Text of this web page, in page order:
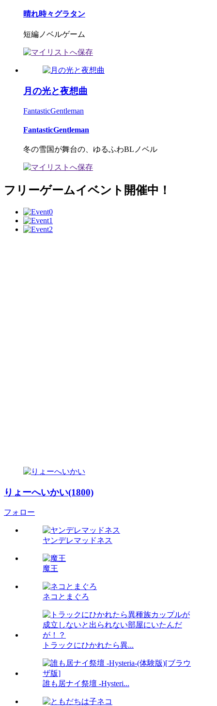
晴れ時々グラタン
短編ノベルゲーム
月の光と夜想曲
FantasticGentleman
FantasticGentleman
冬の雪国が舞台の、ゆるふわBLノベル
フリーゲームイベント開催中！
りょーへいかい(1800)
フォロー
ヤンデレマッドネス
魔王
ネコとまぐろ
トラックにひかれたら異...
誰も居ナイ祭壇 -Hysteri...